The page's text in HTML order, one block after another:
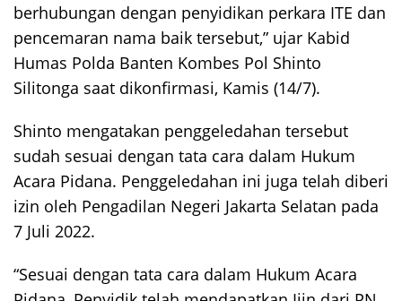
berhubungan dengan penyidikan perkara ITE dan
pencemaran nama baik tersebut,” ujar Kabid
Humas Polda Banten Kombes Pol Shinto
Silitonga saat dikonfirmasi, Kamis (14/7).
Shinto mengatakan penggeledahan tersebut
sudah sesuai dengan tata cara dalam Hukum
Acara Pidana. Penggeledahan ini juga telah diberi
izin oleh Pengadilan Negeri Jakarta Selatan pada
7 Juli 2022.
“Sesuai dengan tata cara dalam Hukum Acara